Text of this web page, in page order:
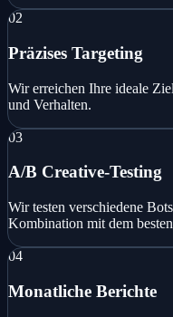
02
Präzises Targeting
Wir erreichen Ihre ideale
und Verhalten.
03
A/B Creative-Testing
Wir testen verschiedene
Kombination mit dem
04
Monatliche Berichte